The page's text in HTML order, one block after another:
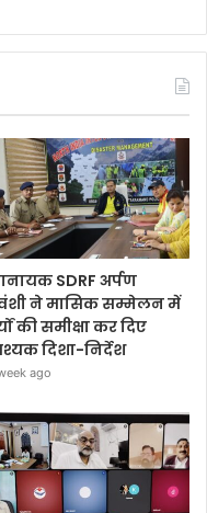
SDRF अर्पण
ने मासिक सम्मेलन में
की समीक्षा कर दिए
दिशा-निर्देश
ago